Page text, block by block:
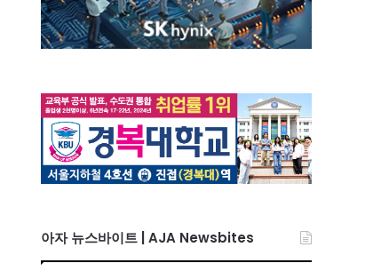
아자 뉴스바이트 | AJA Newsbites